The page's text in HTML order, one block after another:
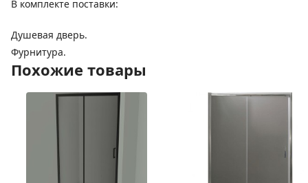
В комплекте поставки:
Душевая дверь.
Фурнитура.
Похожие товары